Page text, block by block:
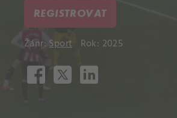
REGISTROVAT
Žánr:Sport Rok: 2025